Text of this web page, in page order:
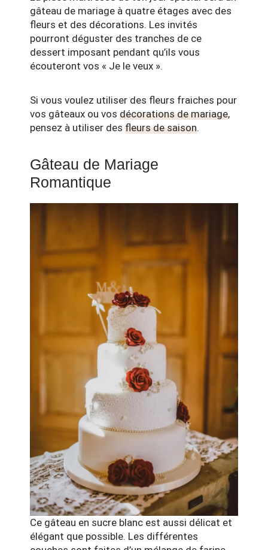
gâteau de mariage à quatre étages avec des
fleurs et des décorations. Les invités
pourront déguster des tranches de ce
dessert imposant pendant qu’ils vous
écouteront vos « Je le veux ».
Si vous voulez utiliser des fleurs fraiches pour
vos gâteaux ou vos décorations de mariage,
pensez à utiliser des fleurs de saison.
Gâteau de Mariage
Romantique
Ce gâteau en sucre blanc est aussi délicat et
élégant que possible. Les différentes